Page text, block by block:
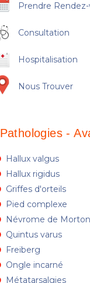
Prendre
Consultation
Hospitalisation
Nous Trouver
Pathologies -
Hallux valgus
Hallux rigidus
Griffes d'orteils
Pied complexe
Névrome de Morton
Quintus varus
Freiberg
Ongle incarné
Métatarsalgies